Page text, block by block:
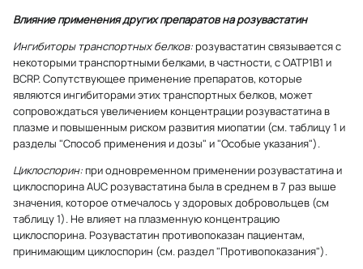
Влияние применения других препаратов на розувастатин
Ингибиторы транспортных белков: розувастатин связывается с
некоторыми транспортными белками, в частности, с ОАТР1В1 и
ВСRP. Сопутствующее применение препаратов, которые
являются ингибиторами этих транспортных белков, может
сопровождаться увеличением концентрации розувастатина в
плазме и повышенным риском развития миопатии (см. таблицу 1 и
разделы "Способ применения и дозы" и "Особые указания").
Циклоспорин: при одновременном применении розувастатина и
циклоспорина AUC розувастатина была в среднем в 7 раз выше
значения, которое отмечалось у здоровых добровольцев (см
таблицу 1). Не влияет на плазменную концентрацию
циклоспорина. Розувастатин противопоказан пациентам,
принимающим циклоспорин (см. раздел "Противопоказания").